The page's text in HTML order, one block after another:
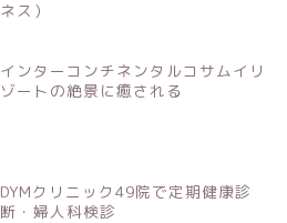
ネス）
インターコンチネンタルコサムイリ
ゾートの絶景に癒される
DYMクリニック49院で定期健康診
断・婦人科検診